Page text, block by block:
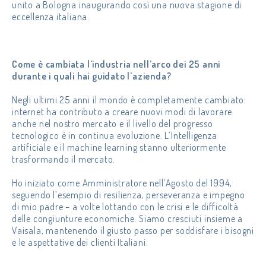
unito a Bologna inaugurando così una nuova stagione di
eccellenza italiana.
Come è cambiata l’industria nell’arco dei 25 anni
durante i quali hai guidato l’azienda?
Negli ultimi 25 anni il mondo è completamente cambiato:
internet ha contributo a creare nuovi modi di lavorare
anche nel nostro mercato e il livello del progresso
tecnologico è in continua evoluzione. L’Intelligenza
artificiale e il machine learning stanno ulteriormente
trasformando il mercato.
Ho iniziato come Amministratore nell’Agosto del 1994,
seguendo l’esempio di resilienza, perseveranza e impegno
di mio padre – a volte lottando con le crisi e le difficoltà
delle congiunture economiche. Siamo cresciuti insieme a
Vaisala, mantenendo il giusto passo per soddisfare i bisogni
e le aspettative dei clienti Italiani.